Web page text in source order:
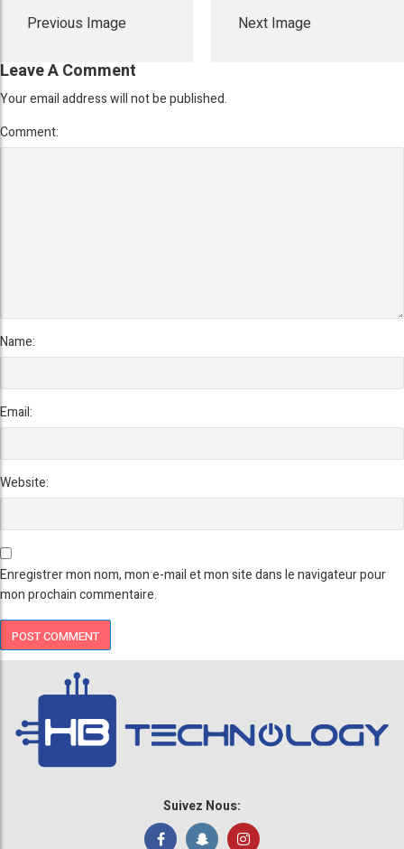
Previous Image Next Image
Leave A Comment
Your email address will not be published.
Comment:
Name:
Email:
Website:
Enregistrer mon nom, mon e-mail et mon site dans le navigateur pour
mon prochain commentaire.
Suivez Nous: